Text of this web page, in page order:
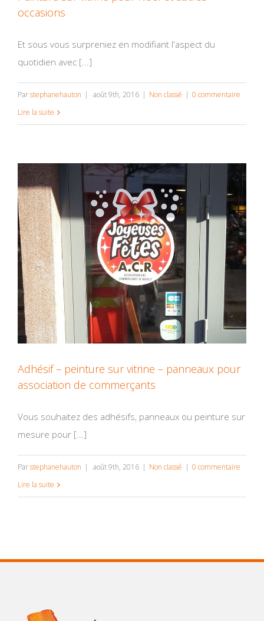
occasions
Et sous vous surpreniez en modifiant l'aspect du
quotidien avec [...]
Parstephanehauton | août 9th, 2016 | Non classé | 0 commentaire
Lire la suite
Adhésif – peinture sur vitrine – panneaux pour
association de commerçants
Vous souhaitez des adhésifs, panneaux ou peinture sur
mesure pour [...]
Parstephanehauton | août 9th, 2016 | Non classé | 0 commentaire
Lire la suite